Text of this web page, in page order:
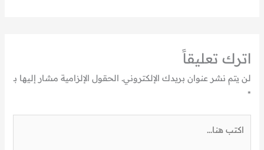
اترك تعليقاً
لن يتم نشر عنوان بريدك الإلكتروني. الحقول الإلزامية مشار إليها بـ
*